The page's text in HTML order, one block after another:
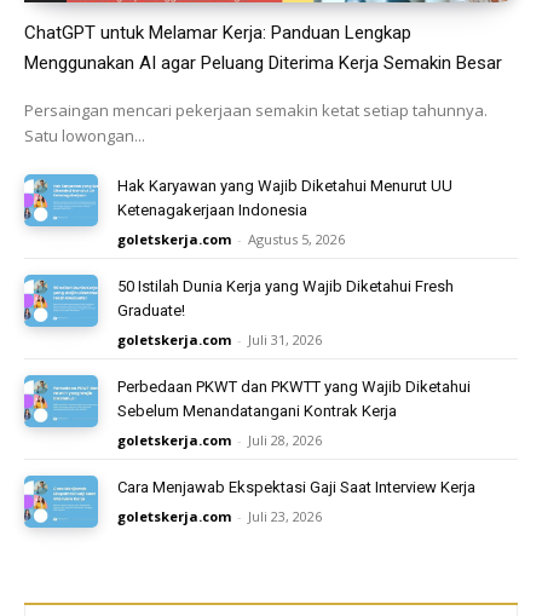
ChatGPT untuk Melamar Kerja: Panduan Lengkap
Menggunakan AI agar Peluang Diterima Kerja Semakin Besar
Persaingan mencari pekerjaan semakin ketat setiap tahunnya.
Satu lowongan...
Hak Karyawan yang Wajib Diketahui Menurut UU
Ketenagakerjaan Indonesia
goletskerja.com - Agustus 5, 2026
50 Istilah Dunia Kerja yang Wajib Diketahui Fresh
Graduate!
goletskerja.com - Juli 31, 2026
Perbedaan PKWT dan PKWTT yang Wajib Diketahui
Sebelum Menandatangani Kontrak Kerja
goletskerja.com - Juli 28, 2026
Cara Menjawab Ekspektasi Gaji Saat Interview Kerja
goletskerja.com - Juli 23, 2026